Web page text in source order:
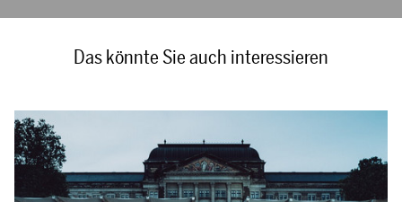
Das könnte Sie auch interessieren